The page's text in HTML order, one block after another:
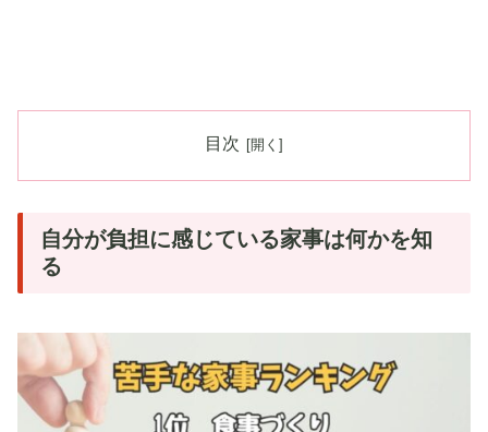
目次
自分が負担に感じている家事は何かを知
る